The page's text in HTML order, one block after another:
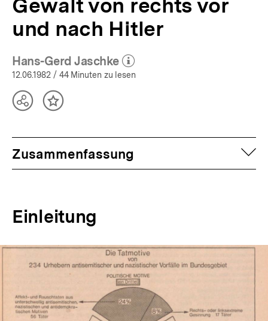
Gewalt von rechts vor
und nach Hitler
Hans-Gerd Jaschke
(Mehr zum Autor)
öffnen
12.06.1982 / 44 Minuten zu lesen
TeilenInhalt
Zusammenfassung
Einleitung